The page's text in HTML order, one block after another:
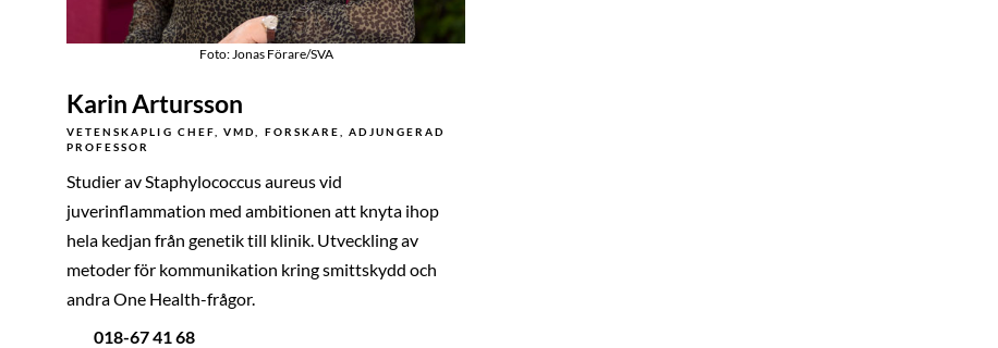
Foto: Jonas Förare/SVA
Karin Artursson
VETENSKAPLIG CHEF, VMD, FORSKARE, ADJUNGERAD
PROFESSOR
Studier av Staphylococcus aureus vid
juverinflammation med ambitionen att knyta ihop
hela kedjan från genetik till klinik. Utveckling av
metoder för kommunikation kring smittskydd och
andra One Health-frågor.
018-67 41 68